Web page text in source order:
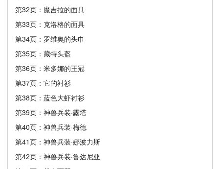
第32页：魔吉拉的面具
第33页：克洛格的面具
第34页：罗维奥的头巾
第35页：藏特头盔
第36页：米多娜的王冠
第37页：它的衬衫
第38页：蓝色大虾衬衫
第39页：神兽兵装·露塔
第40页：神兽兵装·梅德
第41页：神兽兵装·娜波力斯
第42页：神兽兵装·鲁达尼亚